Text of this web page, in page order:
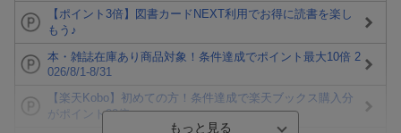
【ポイント3倍】図書カードNEXT利用でお得に読書を楽し
もう♪
本・雑誌在庫あり商品対象！条件達成でポイント最大10倍 2
026/8/1-8/31
【楽天Kobo】初めての方！条件達成で楽天ブックス購入分
がポイント20倍